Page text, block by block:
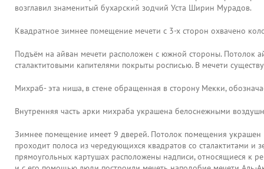
возглавил знаменитый бухарский зодчий Уста Ширин Мурадов.
Квадратное зимнее помещение мечети с 3-х сторон охвачено
Подъём на айван мечети расположен с южной стороны. Потолок
сталактитовыми капителями покрыты росписью. В мечети
Михраб- эта ниша, в стене обращенная в сторону Мекки,
Внутренняя часть арки михраба украшена белоснежными
Зимнее помещение имеет 9 дверей. Потолок помещения украшен
проходит полоса из чередующихся квадратов со сталактитами
прямоугольных картушах расположены надписи, относящиеся к